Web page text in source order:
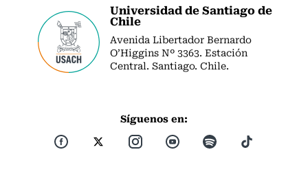
Universidad de Santiago de
Chile
Avenida Libertador Bernardo
O’Higgins Nº 3363. Estación
Central. Santiago. Chile.
Síguenos en: